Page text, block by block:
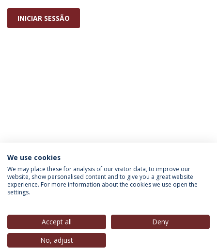
INICIAR SESSÃO
INFORMAÇÃO PARA
We use cookies
We may place these for analysis of our visitor data, to improve our
website, show personalised content and to give you a great website
experience. For more information about the cookies we use open the
settings.
Accept all
Deny
No, adjust